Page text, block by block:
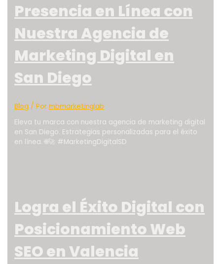
Presencia en Línea con
Nuestra Agencia de
Marketing Digital en
San Diego
Blog / Pormbmarketinglab
Eleva tu marca con nuestra agencia de marketing digital
en San Diego. Estrategias personalizadas para el éxito
en línea. 🌐🚀 #MarketingDigitalSD
Logra el Éxito Digital con
Posicionamiento Web
SEO en Valencia